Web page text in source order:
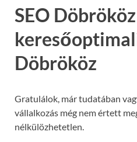
SEO
Döbrököz
Gratulálok, már tudatában
vállalkozás még nem értett
nélkülözhetetlen.